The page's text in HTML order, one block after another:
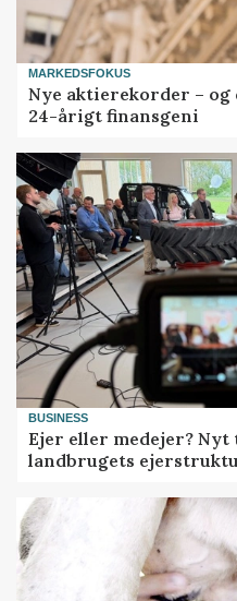
MARKEDSFOKUS
Nye aktierekorder –
24-årigt finansgeni
BUSINESS
Ejer eller medejer?
landbrugets